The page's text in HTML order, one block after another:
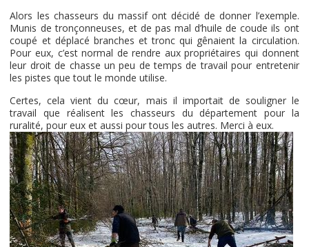
Alors les chasseurs du massif ont décidé de donner l’exemple.
Munis de tronçonneuses, et de pas mal d’huile de coude ils ont
coupé et déplacé branches et tronc qui gênaient la circulation.
Pour eux, c’est normal de rendre aux propriétaires qui donnent
leur droit de chasse un peu de temps de travail pour entretenir
les pistes que tout le monde utilise.
Certes, cela vient du cœur, mais il importait de souligner le
travail que réalisent les chasseurs du département pour la
ruralité, pour eux et aussi pour tous les autres. Merci à eux.